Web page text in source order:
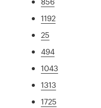
1192
25
494
1043
1313
1725